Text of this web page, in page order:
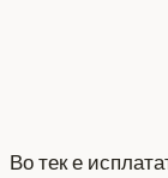
Во тек е